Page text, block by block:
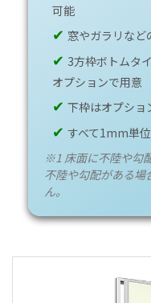
可能
✔ 窓やガラリな
✔ 3方枠ボトムタ
オプションで用意
✔ 下枠はオプショ
✔ すべて1mm単
※1 床面に不陸や勾
不陸や勾配がある場
ん。